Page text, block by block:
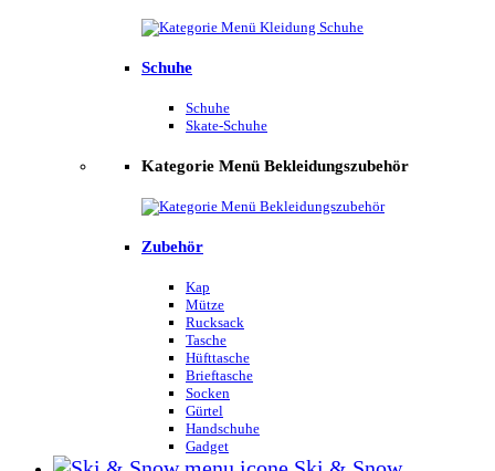
Schuhe
Schuhe
Skate-Schuhe
Kategorie Menü Bekleidungszubehör
Zubehör
Kap
Mütze
Rucksack
Tasche
Hüfttasche
Brieftasche
Socken
Gürtel
Handschuhe
Gadget